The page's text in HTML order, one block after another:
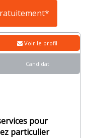
pour
particulier
Voir le profil
Candidat